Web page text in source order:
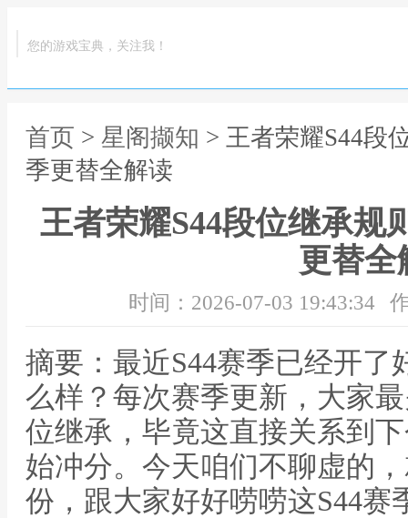
您的游戏宝典，关注我！
首页 > 星阁撷知 > 王者荣耀S44段
季更替全解读
王者荣耀S44段位继承规
更替全
时间：2026-07-03 19:43:34
摘要：最近S44赛季已经开
么样？每次赛季更新，大家
位继承，毕竟这直接关系到
始冲分。今天咱们不聊虚的
份，跟大家好好唠唠这S44赛